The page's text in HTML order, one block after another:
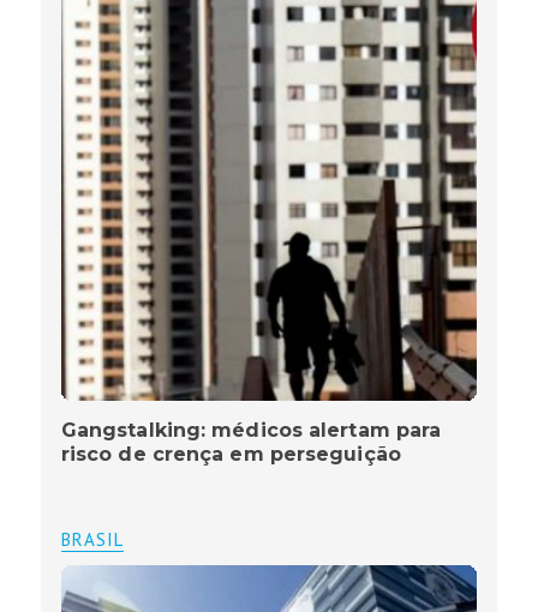
Gangstalking: médicos alertam para
risco de crença em perseguição
BRASIL